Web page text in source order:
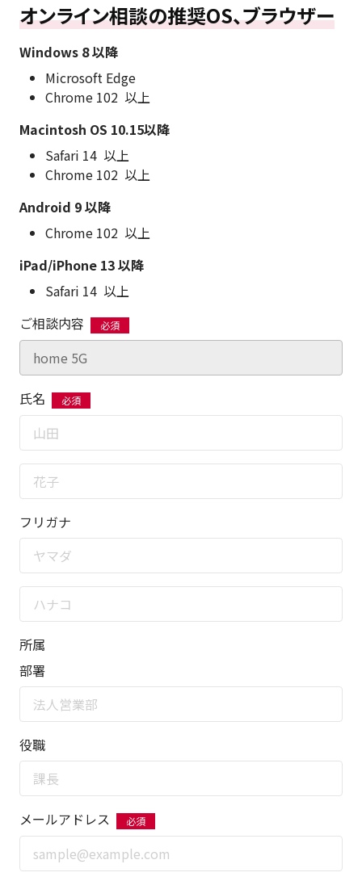
オンライン相談の推奨OS、ブラウザー
Windows 8 以降
Microsoft Edge
Chrome 102 以上
Macintosh OS 10.15以降
Safari 14 以上
Chrome 102 以上
Android 9 以降
Chrome 102 以上
iPad/iPhone 13 以降
Safari 14 以上
ご相談内容
氏名
フリガナ
所属
部署
役職
メールアドレス